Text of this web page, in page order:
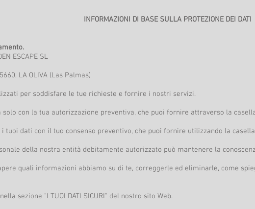
INFORMAZIONI DI BASE SULLA PROTEZIONE DEI DATI
ESCAPE SL
LA OLIVA (Las Palmas)
per soddisfare le tue richieste e fornire i nostri servizi.
con la tua autorizzazione preventiva, che puoi fornire attraverso la
tuoi dati con il tuo consenso preventivo, che puoi fornire utilizzando la
della nostra entità debitamente autorizzato può mantenere la
quali informazioni abbiamo su di te, correggerle ed eliminarle, come
sezione "I TUOI DATI SICURI" del nostro sito Web.